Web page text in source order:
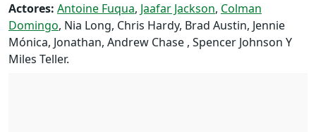
Actores: Antoine Fuqua, Jaafar Jackson, Colman
Domingo, Nia Long, Chris Hardy, Brad Austin, Jennie
Mónica, Jonathan, Andrew Chase , Spencer Johnson Y
Miles Teller.